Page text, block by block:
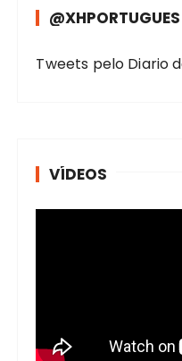
@XHPORTUGUES
Tweets pelo Diario
VÍDEOS